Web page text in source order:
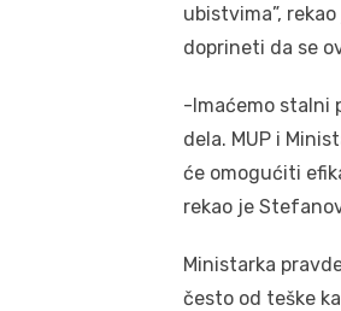
ubistvima”,
doprineti da se
-Imaćemo stalni
dela. MUP i
će omogućiti
rekao je
Ministarka
često od teške